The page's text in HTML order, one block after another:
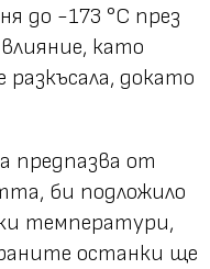
до -173 °C през
като
докато
предпазва от
би подложило
температури,
останки ще